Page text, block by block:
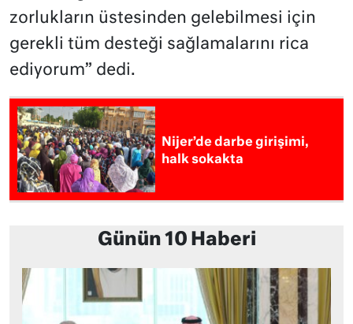
zorlukların üstesinden gelebilmesi için
gerekli tüm desteği sağlamalarını rica
ediyorum” dedi.
Nijer’de darbe girişimi,
halk sokakta
Günün 10 Haberi